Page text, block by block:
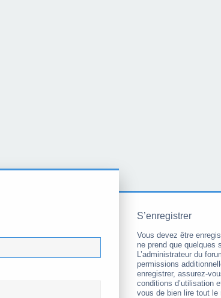
S’enregistrer
Vous devez être
ne prend que quelques
L’administrateur du
permissions
enregistrer, assurez-
conditions d’utilisation
vous de bien lire tout le